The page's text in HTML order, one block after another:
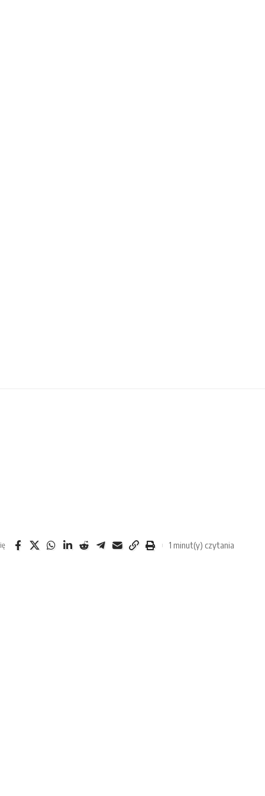
1 minut(y) czytania